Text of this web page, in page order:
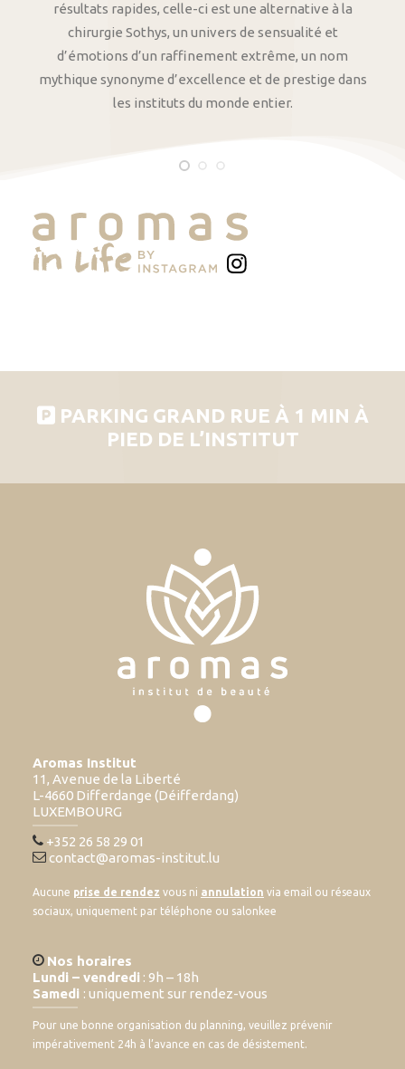
résultats rapides, celle-ci est une alternative à la
chirurgie Sothys, un univers de sensualité et
d’émotions d’un raffinement extrême, un nom
mythique synonyme d’excellence et de prestige dans
les instituts du monde entier.
PARKING GRAND RUE À 1 MIN À
PIED DE L’INSTITUT
Aromas Institut
11, Avenue de la Liberté
L-4660 Differdange (Déifferdang)
LUXEMBOURG
+352 26 58 29 01
contact@aromas-institut.lu
Aucune prise de rendez vous ni annulation via email ou réseaux
sociaux, uniquement par téléphone ou salonkee
Nos horaires
Lundi – vendredi : 9h – 18h
Samedi : uniquement sur rendez-vous
Pour une bonne organisation du planning, veuillez prévenir
impérativement 24h à l’avance en cas de désistement.